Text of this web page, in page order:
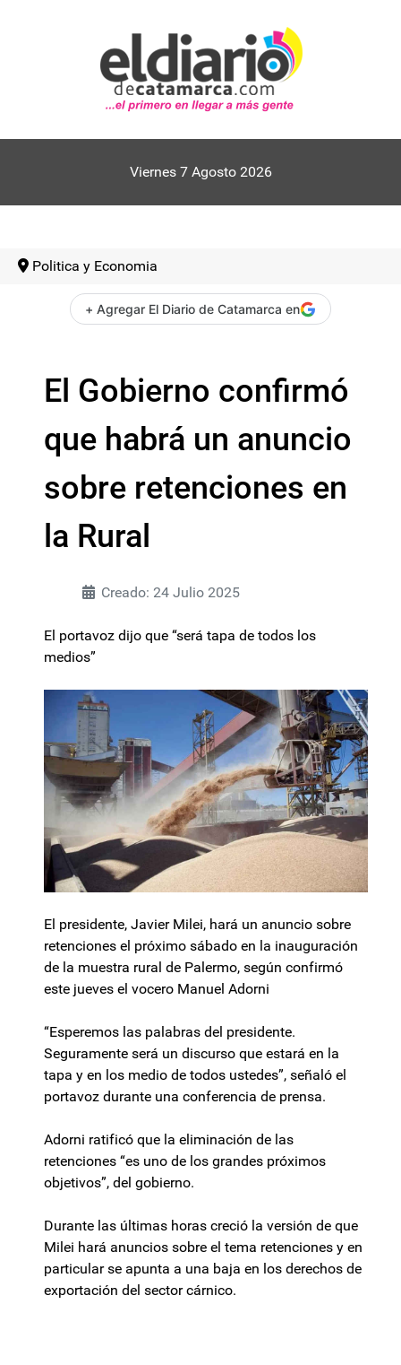
Viernes 7 Agosto 2026
Politica y Economia
+ Agregar El Diario de Catamarca en
El Gobierno confirmó
que habrá un anuncio
sobre retenciones en
la Rural
Creado: 24 Julio 2025
El portavoz dijo que “será tapa de todos los
medios”
El presidente, Javier Milei, hará un anuncio sobre
retenciones el próximo sábado en la inauguración
de la muestra rural de Palermo, según confirmó
este jueves el vocero Manuel Adorni
“Esperemos las palabras del presidente.
Seguramente será un discurso que estará en la
tapa y en los medio de todos ustedes”, señaló el
portavoz durante una conferencia de prensa.
Adorni ratificó que la eliminación de las
retenciones “es uno de los grandes próximos
objetivos”, del gobierno.
Durante las últimas horas creció la versión de que
Milei hará anuncios sobre el tema retenciones y en
particular se apunta a una baja en los derechos de
exportación del sector cárnico.